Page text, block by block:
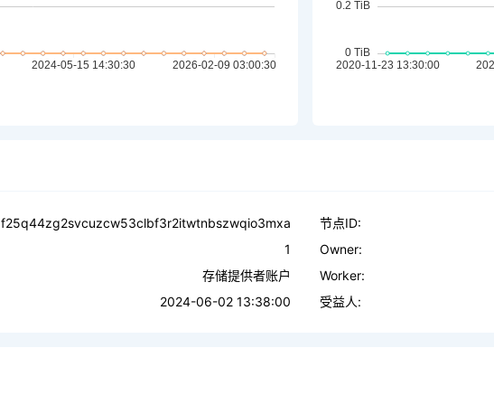
f25q44zg2svcuzcw53clbf3r2itwtnbszwqio3mxa
1
存储提供者账户
2024-06-02 13:38:00
节点ID:
Owner:
Worker:
受益人: